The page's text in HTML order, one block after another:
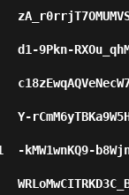
9Pkn-
kMW1wnKQ9-